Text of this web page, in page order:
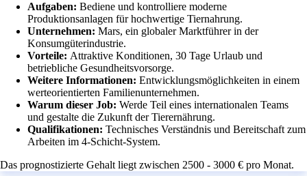
Aufgaben: Bediene und kontrolliere moderne
Produktionsanlagen für hochwertige Tiernahrung.
Unternehmen: Mars, ein globaler Marktführer in der
Konsumgüterindustrie.
Vorteile: Attraktive Konditionen, 30 Tage Urlaub und
betriebliche Gesundheitsvorsorge.
Weitere Informationen: Entwicklungsmöglichkeiten in einem
werteorientierten Familienunternehmen.
Warum dieser Job: Werde Teil eines internationalen Teams
und gestalte die Zukunft der Tierernährung.
Qualifikationen: Technisches Verständnis und Bereitschaft zum
Arbeiten im 4-Schicht-System.
Das prognostizierte Gehalt liegt zwischen 2500 - 3000 € pro Monat.